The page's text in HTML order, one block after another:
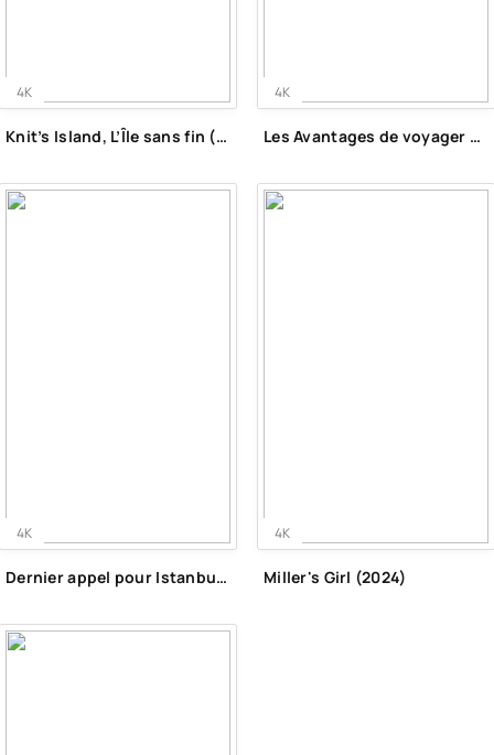
4K
Knit’s Island, L’Île sans fin (2024)
4K
Les Avantages de voyager en train (2023)
4K
Dernier appel pour Istanbul (2023)
4K
Miller's Girl (2024)